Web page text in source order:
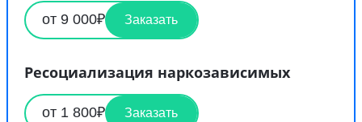
от 9 000₽ Заказать
Ресоциализация наркозависимых
от 1 800₽ Заказать